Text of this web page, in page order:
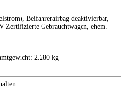
Beifahrerairbag deaktivierbar,
Zertifizierte Gebrauchtwagen, ehem.
2.280 kg